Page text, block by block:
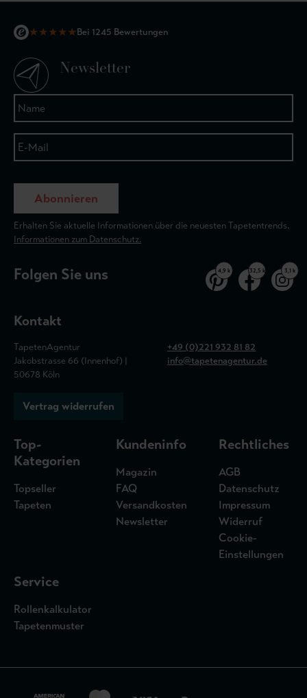
★★★★★Bei 1245 Bewertungen
Newsletter
Abonnieren
Erhalten Sie aktuelle Informationen über die neuesten Tapetentrends.
Informationen zum Datenschutz.
Folgen Sie uns 4,9 k 32,5 k 3,1 k
Kontakt
TapetenAgentur
Jakobstrasse 66 (Innenhof) |
50678 Köln
+49 (0)221 932 81 82
info@tapetenagentur.de
Vertrag widerrufen
Top-
Kategorien
Topseller
Tapeten
Kundeninfo
Magazin
FAQ
Versandkosten
Newsletter
Rechtliches
AGB
Datenschutz
Impressum
Widerruf
Cookie-
Einstellungen
Service
Rollenkalkulator
Tapetenmuster